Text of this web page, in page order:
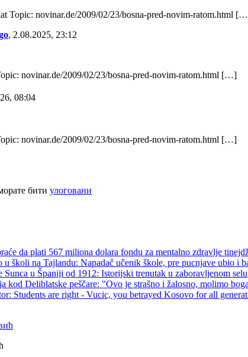
Topic: novinar.de/2009/02/23/bosna-pred-novim-ratom.html
, 2.08.2025, 23:12
novinar.de/2009/02/23/bosna-pred-novim-ratom.html […]
08:04
novinar.de/2009/02/23/bosna-pred-novim-ratom.html […]
бити улоговани
da plati 567 miliona dolara fondu za mentalno zdravlje
u školi na Tajlandu: Napadač učenik škole, pre pucnjave ubio i
Sunca u Španiji od 1912: Istorijski trenutak u zaboravljenom selu
kod Deliblatske peščare: "Ovo je strašno i žalosno, molimo
Students are right - Vucic, you betrayed Kosovo for all